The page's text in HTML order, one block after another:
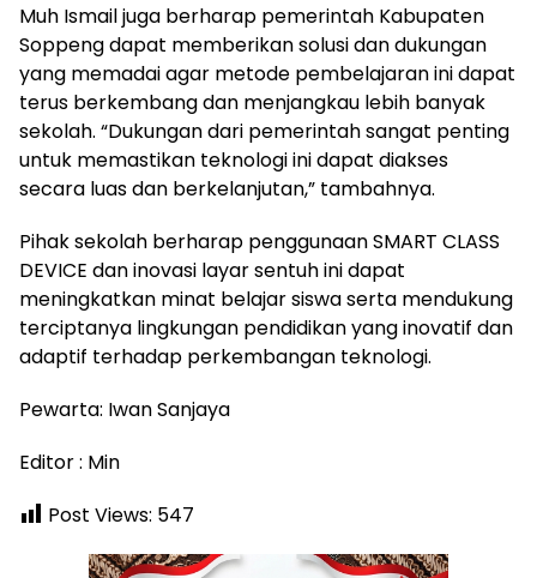
Muh Ismail juga berharap pemerintah Kabupaten
Soppeng dapat memberikan solusi dan dukungan
yang memadai agar metode pembelajaran ini dapat
terus berkembang dan menjangkau lebih banyak
sekolah. “Dukungan dari pemerintah sangat penting
untuk memastikan teknologi ini dapat diakses
secara luas dan berkelanjutan,” tambahnya.
Pihak sekolah berharap penggunaan SMART CLASS
DEVICE dan inovasi layar sentuh ini dapat
meningkatkan minat belajar siswa serta mendukung
terciptanya lingkungan pendidikan yang inovatif dan
adaptif terhadap perkembangan teknologi.
Pewarta: Iwan Sanjaya
Editor : Min
Post Views: 547